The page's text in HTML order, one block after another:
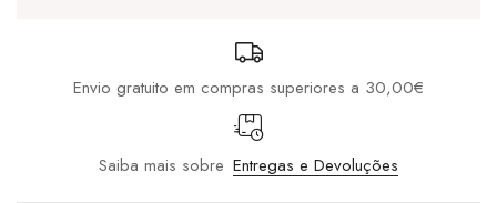
Envio gratuito em compras superiores a 30,00€
Saiba mais sobre Entregas e Devoluções